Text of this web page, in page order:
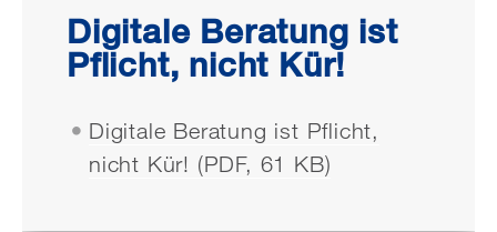
Digitale Beratung ist
Pflicht, nicht Kür!
Digitale Beratung ist Pflicht,
nicht Kür! (PDF, 61 KB)